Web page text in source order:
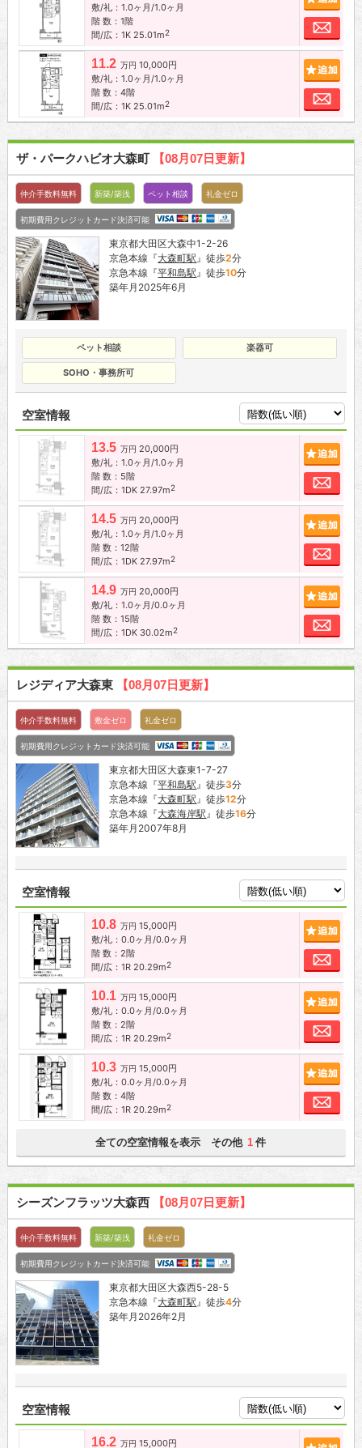
敷/礼：1.0ヶ月/1.0ヶ月
階 数：1階
間/広：1K 25.01m2
お
11.2 万円 10,000円
敷/礼：1.0ヶ月/1.0ヶ月
階 数：4階
間/広：1K 25.01m2
お
ザ・パークハビオ大森町 【08月07日更新】
仲介手数料無料 新築/築浅 ペット相談 礼金ゼロ
初期費用クレジットカード決済可能
東京都大田区大森中1-2-26
京急本線『大森町駅 』徒歩2分
京急本線『平和島駅 』徒歩10分
築年月2025年6月
ペット相談 楽器可
SOHO・事務所可
空室情報
13.5 万円 20,000円
敷/礼：1.0ヶ月/1.0ヶ月
階 数：5階
間/広：1DK 27.97m2
お
14.5 万円 20,000円
敷/礼：1.0ヶ月/1.0ヶ月
階 数：12階
間/広：1DK 27.97m2
追加
お
14.9 万円 20,000円
敷/礼：1.0ヶ月/0.0ヶ月
階 数：15階
間/広：1DK 30.02m2
お
レジディア大森東 【08月07日更新】
仲介手数料無料 敷金ゼロ 礼金ゼロ
初期費用クレジットカード決済可能
東京都大田区大森東1-7-27
京急本線『平和島駅』徒歩3分
京急本線『大森町駅』徒歩12分
京急本線『大森海岸駅』徒歩16分
築年月2007年8月
空室情報
10.8 万円 15,000円
敷/礼：0.0ヶ月/0.0ヶ月
階 数：2階
間/広：1R 20.29m2
お
10.1 万円 15,000円
敷/礼：0.0ヶ月/0.0ヶ月
階 数：2階
間/広：1R 20.29m2
追加
お
10.3 万円 15,000円
敷/礼：0.0ヶ月/0.0ヶ月
階 数：4階
間/広：1R 20.29m2
お
全ての空室情報を表示 その他 1 件
シーズンフラッツ大森西 【08月07日更新】
仲介手数料無料 新築/築浅 礼金ゼロ
初期費用クレジットカード決済可能
東京都大田区大森西5-28-5
京急本線『大森町駅』徒歩4分
築年月2026年2月
空室情報
16.2 万円 15,000円